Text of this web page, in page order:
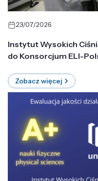
23/07/2026
Instytut Wysokich
do Konsorcjum ELI-
Zobacz więcej